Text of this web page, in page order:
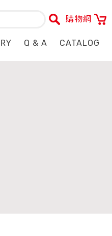
購物網
Q & A CATALOG